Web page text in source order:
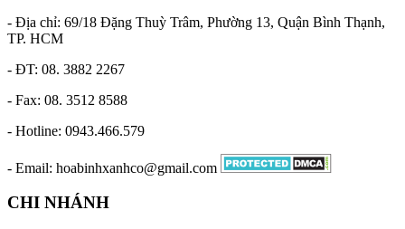
- Địa chỉ: 69/18 Đặng Thuỳ Trâm, Phường 13, Quận Bình Thạnh,
TP. HCM
- ĐT: 08. 3882 2267
- Fax: 08. 3512 8588
- Hotline: 0943.466.579
- Email: hoabinhxanhco@gmail.com
CHI NHÁNH